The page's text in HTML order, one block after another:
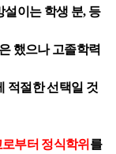
설이는 학생 분, 등
했으나 고졸학력
적절한 선택일 것
부터 정식학위 를